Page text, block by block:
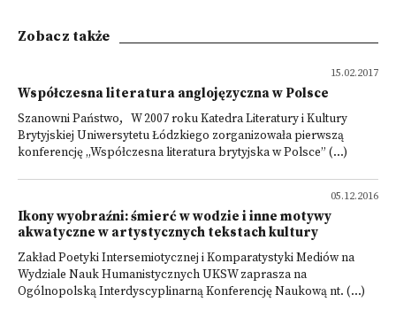
Zobacz także
15.02.2017
Współczesna literatura anglojęzyczna w Polsce
Szanowni Państwo, W 2007 roku Katedra Literatury i Kultury
Brytyjskiej Uniwersytetu Łódzkiego zorganizowała pierwszą
konferencję „Współczesna literatura brytyjska w Polsce” (...)
05.12.2016
Ikony wyobraźni: śmierć w wodzie i inne motywy
akwatyczne w artystycznych tekstach kultury
Zakład Poetyki Intersemiotycznej i Komparatystyki Mediów na
Wydziale Nauk Humanistycznych UKSW zaprasza na
Ogólnopolską Interdyscyplinarną Konferencję Naukową nt. (...)